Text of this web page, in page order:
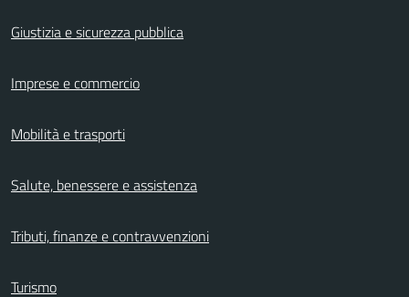
Giustizia e sicurezza pubblica
Imprese e commercio
Mobilità e trasporti
Salute, benessere e assistenza
Tributi, finanze e contravvenzioni
Turismo